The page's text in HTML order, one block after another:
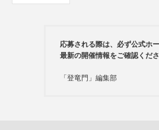
応募される際は、必ず公式ホ
最新の開催情報をご確認くださ
「登竜門」編集部